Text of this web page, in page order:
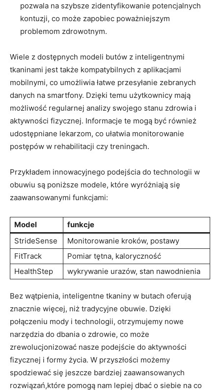
pozwala na szybsze zidentyfikowanie potencjalnych
kontuzji, co może zapobiec poważniejszym
problemom zdrowotnym.
Wiele z dostępnych modeli butów z inteligentnymi
tkaninami jest także kompatybilnych z aplikacjami
mobilnymi, co umożliwia łatwe przesyłanie zebranych
danych na smartfony. Dzięki temu użytkownicy mają
możliwość regularnej analizy swojego stanu zdrowia i
aktywności fizycznej. Informacje te mogą być również
udostępniane lekarzom, co ułatwia monitorowanie
postępów w rehabilitacji czy treningach.
Przykładem innowacyjnego podejścia do technologii w
obuwiu są poniższe modele, które wyróżniają się
zaawansowanymi funkcjami:
Model
funkcje
StrideSense
Monitorowanie kroków, postawy
FitTrack
Pomiar tętna, kaloryczność
HealthStep
wykrywanie urazów, stan nawodnienia
Bez wątpienia, inteligentne tkaniny w butach oferują
znacznie więcej, niż tradycyjne obuwie. Dzięki
połączeniu mody i technologii, otrzymujemy nowe
narzędzia do dbania o zdrowie, co może
zrewolucjonizować nasze podejście do aktywności
fizycznej i formy życia. W przyszłości możemy
spodziewać się jeszcze bardziej zaawansowanych
rozwiązań,które pomogą nam lepiej dbać o siebie na co